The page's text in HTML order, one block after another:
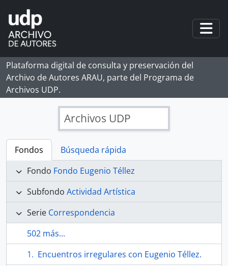
Skip to main content
Plataforma digital de consulta y preservación del
Archivo de Autores ARAU, parte del Programa de
Archivos UDP.
Archivos UDP
Fondos
Búsqueda rápida
Fondo Fondo Eugenio Téllez
Subfondo Actividad Artística
Serie Correspondencia
502 más...
Encuentros irregulares con Eugenio Téllez.